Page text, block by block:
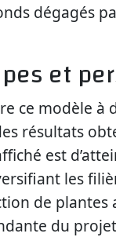
dégagés
et
ce modèle à
résultats
est
les
de
du